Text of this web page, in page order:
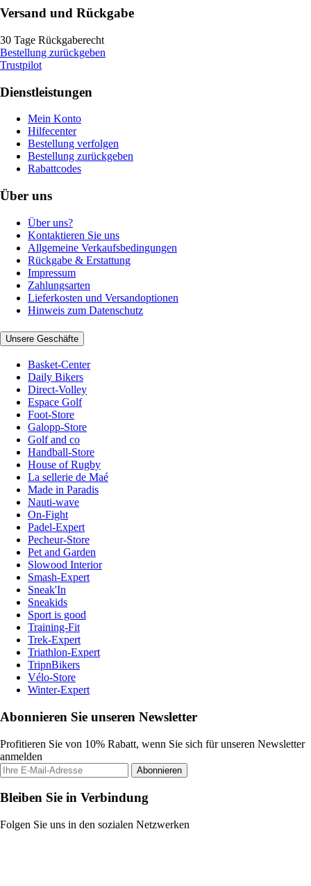
Versand und Rückgabe
30 Tage Rückgaberecht
Bestellung zurückgeben
Trustpilot
Dienstleistungen
Mein Konto
Hilfecenter
Bestellung verfolgen
Bestellung zurückgeben
Rabattcodes
Über uns
Über uns?
Kontaktieren Sie uns
Allgemeine Verkaufsbedingungen
Rückgabe & Erstattung
Impressum
Zahlungsarten
Lieferkosten und Versandoptionen
Hinweis zum Datenschutz
Unsere Geschäfte
Basket-Center
Daily Bikers
Direct-Volley
Espace Golf
Foot-Store
Galopp-Store
Golf and co
Handball-Store
House of Rugby
La sellerie de Maé
Made in Paradis
Nauti-wave
On-Fight
Padel-Expert
Pecheur-Store
Pet and Garden
Slowood Interior
Smash-Expert
Sneak'In
Sneakids
Sport is good
Training-Fit
Trek-Expert
Triathlon-Expert
TripnBikers
Vélo-Store
Winter-Expert
Abonnieren Sie unseren Newsletter
Profitieren Sie von 10% Rabatt, wenn Sie sich für unseren Newsletter
anmelden
Abonnieren
Bleiben Sie in Verbindung
Folgen Sie uns in den sozialen Netzwerken